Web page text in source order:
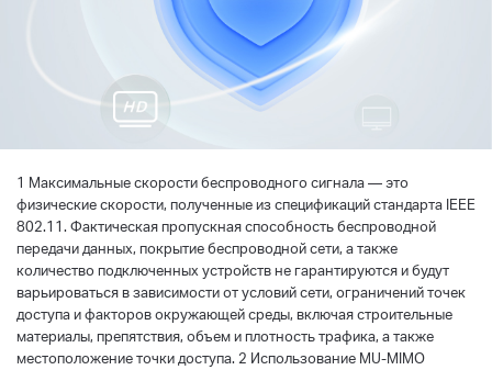
1 Максимальные скорости беспроводного сигнала — это
физические скорости, полученные из спецификаций стандарта IEEE
802.11. Фактическая пропускная способность беспроводной
передачи данных, покрытие беспроводной сети, а также
количество подключенных устройств не гарантируются и будут
варьироваться в зависимости от условий сети, ограничений точек
доступа и факторов окружающей среды, включая строительные
материалы, препятствия, объем и плотность трафика, а также
местоположение точки доступа. 2 Использование MU-MIMO